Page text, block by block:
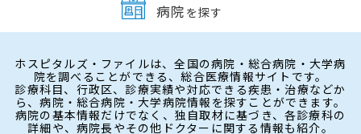
病院 を探す
ホスピタルズ・ファイルは、全国の病院・総合病院・大学病
院を調べることができる、総合医療情報サイトです。
診療科目、行政区、診療実績や対応できる疾患・治療などか
ら、病院・総合病院・大学病院情報を探すことができます。
病院の基本情報だけでなく、独自取材に基づき、各診療科の
詳細や、病院長やその他ドクターに関する情報も紹介。